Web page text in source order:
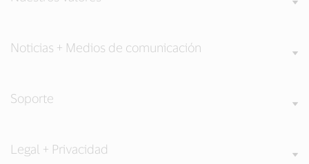
Noticias + Medios de comunicación
Soporte
Legal + Privacidad